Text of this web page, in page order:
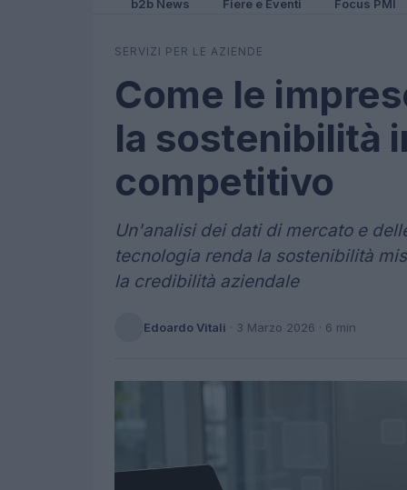
b2b News Fiere e Eventi Focus PMI
SERVIZI PER LE AZIENDE
Come le
la sostenibilità
competitivo
Un'analisi dei dati di mercato e
tecnologia renda la sostenibilità
la credibilità aziendale
Edoardo Vitali · 3 Marzo 2026 · 6 min